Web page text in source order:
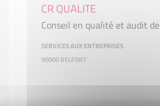
CR QUALITE
Conseil en qualité et audit
SERVICES AUX ENTREPRISES
90000 BELFORT